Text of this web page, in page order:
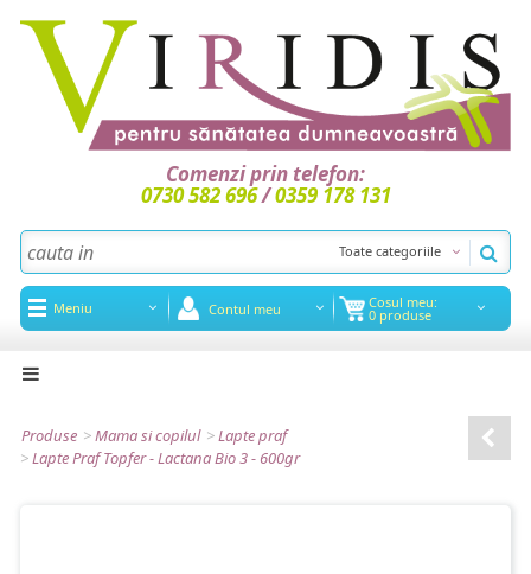
Comenzi prin telefon:
0730 582 696/0359 178 131
Toate categoriile
Meniu
Noutati
Promotii
Contul meu Cosul meu:
0 produse
Produse >Mama si copilul >Lapte praf
>Lapte Praf Topfer - Lactana Bio 3 - 600gr